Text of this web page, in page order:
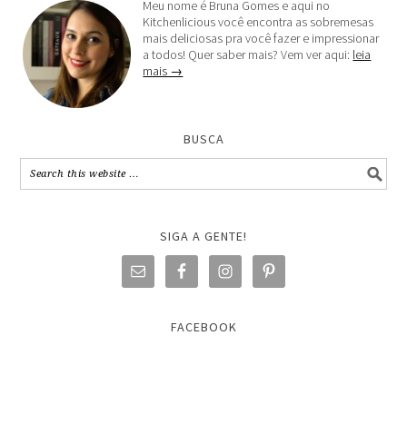
Meu nome é Bruna Gomes e aqui no
Kitchenlicious você encontra as sobremesas
mais deliciosas pra você fazer e impressionar
a todos! Quer saber mais? Vem ver aqui: leia
mais →
BUSCA
SIGA A GENTE!
FACEBOOK